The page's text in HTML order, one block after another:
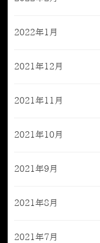
2022年1月
2021年12月
2021年11月
2021年10月
2021年9月
2021年8月
2021年7月